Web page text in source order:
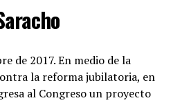
de 2017. En medio de la
la reforma jubilatoria, en
al Congreso un proyecto